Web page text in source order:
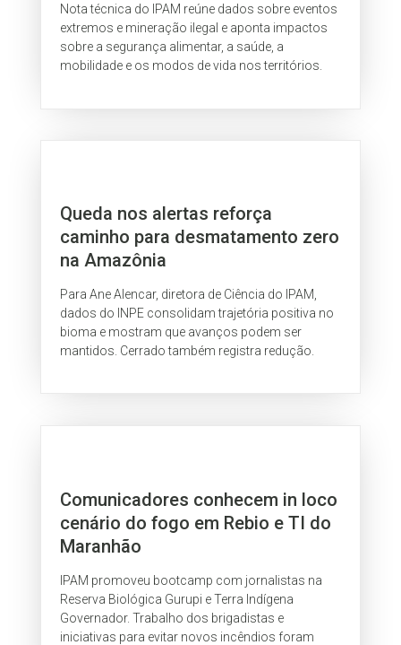
Nota técnica do IPAM reúne dados sobre eventos
extremos e mineração ilegal e aponta impactos
sobre a segurança alimentar, a saúde, a
mobilidade e os modos de vida nos territórios.
Queda nos alertas reforça
caminho para desmatamento zero
na Amazônia
Para Ane Alencar, diretora de Ciência do IPAM,
dados do INPE consolidam trajetória positiva no
bioma e mostram que avanços podem ser
mantidos. Cerrado também registra redução.
Comunicadores conhecem in loco
cenário do fogo em Rebio e TI do
Maranhão
IPAM promoveu bootcamp com jornalistas na
Reserva Biológica Gurupi e Terra Indígena
Governador. Trabalho dos brigadistas e
iniciativas para evitar novos incêndios foram